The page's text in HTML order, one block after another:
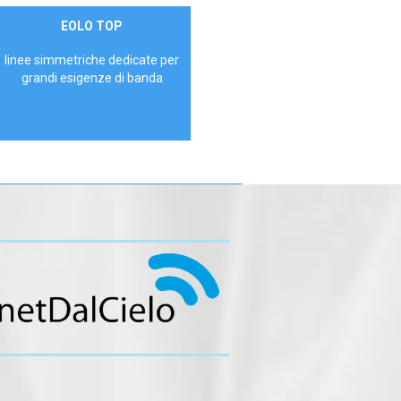
ContattaciEOLO TOP
linee simmetriche dedicate per
grandi esigenze di banda